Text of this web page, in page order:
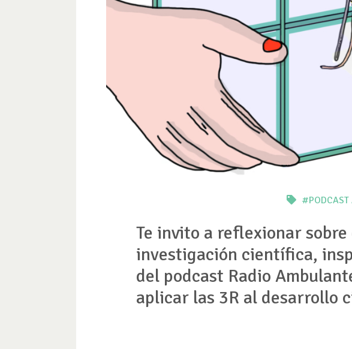
#PODCAST
Te invito a reflexionar
investigación científica,
del podcast Radio
aplicar las 3R al desarrollo